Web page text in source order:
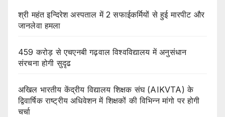
श्री महंत इन्दिरेश अस्पताल में 2 सफाईकर्मियों से हुई मारपीट और
जानलेवा हमला
459 करोड़ से एचएनबी गढ़वाल विश्वविद्यालय में अनुसंधान
संरचना होगी सुदृढ
अखिल भारतीय केंद्रीय विद्यालय शिक्षक संघ (AIKVTA) के
द्विवार्षिक राष्ट्रीय अधिवेशन में शिक्षकों की विभिन्न मांगो पर होगी
चर्चा